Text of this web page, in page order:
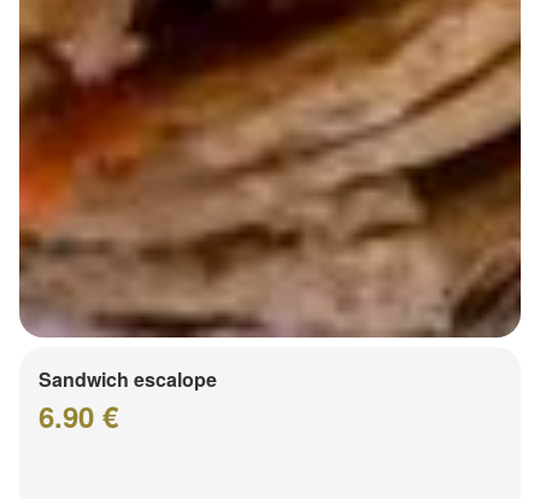
Sandwich escalope
6.90 €